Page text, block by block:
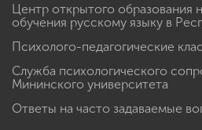
Центр открытого образования
обучения русскому языку в
Психолого-педагогические
Служба психологического
Мининского университета
Ответы на часто задаваемые